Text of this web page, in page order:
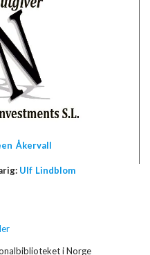
Åkervall
Ulf Lindblom
i Norge